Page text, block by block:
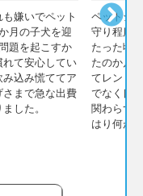
嫌いでペット
月の子犬を迎
題を起こすか
れて安心してい
込み慌ててア
さまで急な出費
した。
ペットシ
守り程度
たった頃
たのか片
てレント
でなく良
関わらず
はり何が